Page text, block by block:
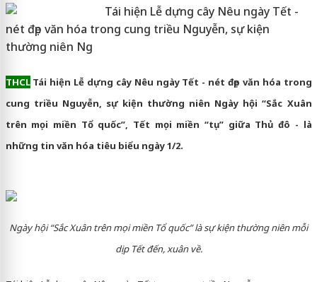
Tái hiện Lễ dựng cây Nêu ngày Tết -
nét đẹp văn hóa trong cung triều Nguyễn, sự kiện
thường niên Ng
THCLTái hiện Lễ dựng cây Nêu ngày Tết - nét đẹp văn hóa trong
cung triều Nguyễn, sự kiện thường niên Ngày hội “Sắc Xuân
trên mọi miền Tổ quốc”, Tết mọi miền “tụ” giữa Thủ đô - là
những tin văn hóa tiêu biểu ngày 1/2.
Ngày hội “Sắc Xuân trên mọi miền Tổ quốc” là sự kiện thường niên mỗi
dịp Tết đến, xuân về.